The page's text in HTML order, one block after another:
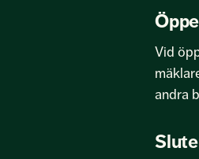
Vid
andra